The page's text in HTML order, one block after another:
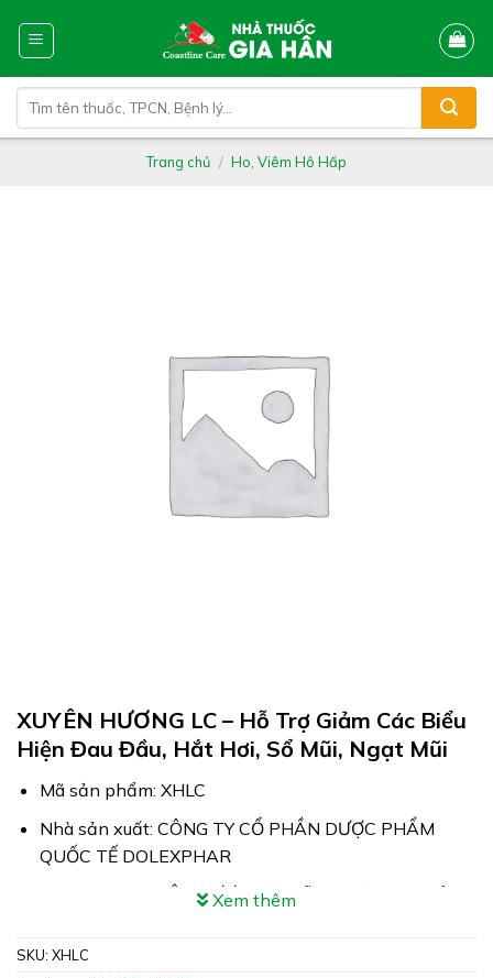
kiếm:
Trang chủ / Ho, Viêm Hô Hấp
XUYÊN HƯƠNG LC – Hỗ Trợ Giảm Các Biểu
Hiện Đau Đầu, Hắt Hơi, Sổ Mũi, Ngạt Mũi
Mã sản phẩm: XHLC
Nhà sản xuất: CÔNG TY CỔ PHẦN DƯỢC PHẨM
QUỐC TẾ DOLEXPHAR
Công dụng: XUYÊN HƯƠNG LC hỗ trợ giảm các biểu
Xuất xứ: Việt Nam
Xem thêm
SKU: XHLC